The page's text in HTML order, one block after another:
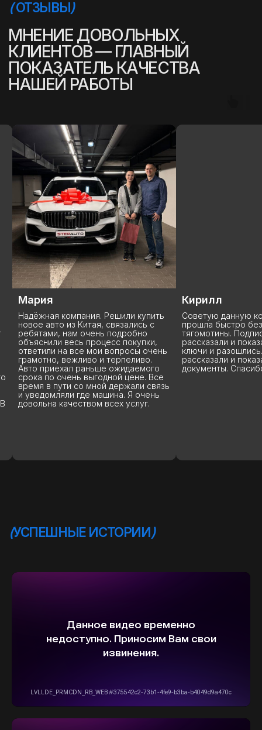
Мария
Надёжная компания. Решили купить
новое авто из Китая, связались с
ребятами, нам очень подробно
объяснили весь процесс покупки,
ответили на все мои вопросы очень
грамотно, вежливо и терпеливо.
Авто приехал раньше ожидаемого
срока по очень выгодной цене. Все
время в пути со мной держали связь
и уведомляли где машина. Я очень
довольна качеством всех услуг.
Кирилл
Советую данную
прошла быстро
тягомотины.
рассказали и
ключи и
рассказали и
документы.
УСПЕШНЫЕ ИСТОРИИ )